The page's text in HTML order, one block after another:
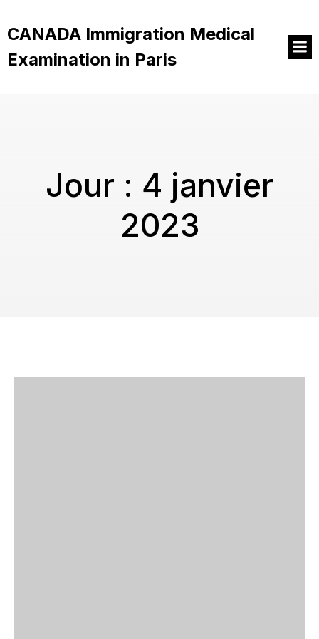
contenu
CANADA Immigration Medical
Examination in Paris
Jour : 4 janvier
2023